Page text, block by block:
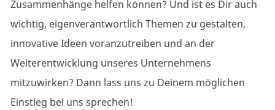
Zusammenhänge helfen können? Und ist es Dir auch
wichtig, eigenverantwortlich Themen zu gestalten,
innovative Ideen voranzutreiben und an der
Weiterentwicklung unseres Unternehmens
mitzuwirken? Dann lass uns zu Deinem möglichen
Einstieg bei uns sprechen!